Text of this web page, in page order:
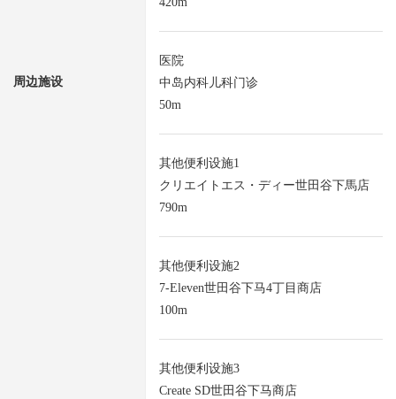
周边施设
医院
中岛内科儿科门诊
50m
其他便利设施1
クリエイトエス・ディー世田谷下馬店
790m
其他便利设施2
7-Eleven世田谷下马4丁目商店
100m
其他便利设施3
Create SD世田谷下马商店